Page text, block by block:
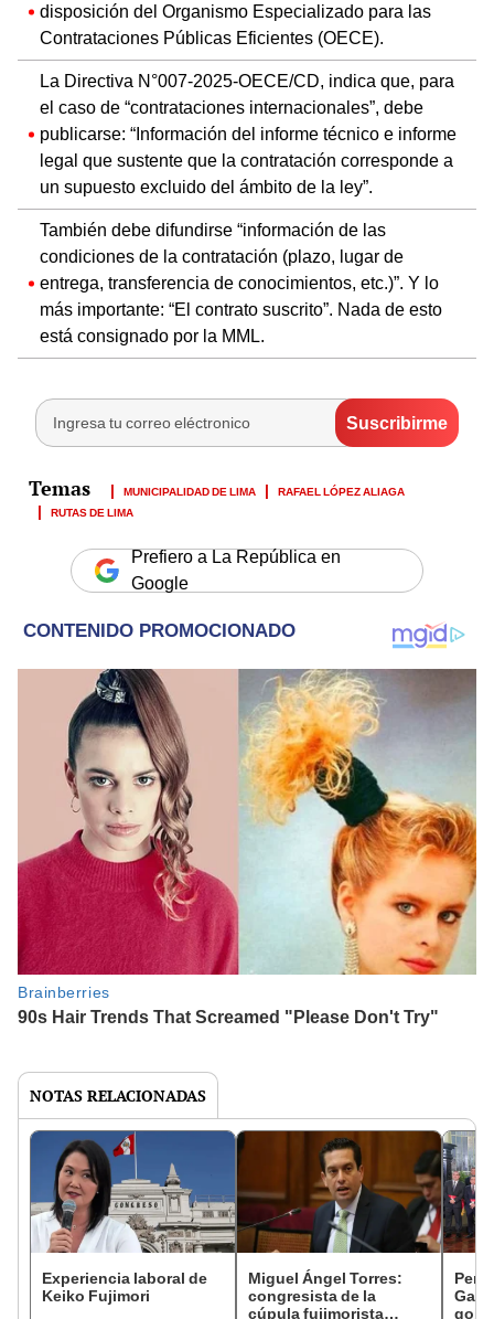
disposición del Organismo Especializado para las
Contrataciones Públicas Eficientes (OECE).
La Directiva N°007-2025-OECE/CD, indica que, para
el caso de “contrataciones internacionales”, debe
publicarse: “Información del informe técnico e informe
legal que sustente que la contratación corresponde a
un supuesto excluido del ámbito de la ley”.
También debe difundirse “información de las
condiciones de la contratación (plazo, lugar de
entrega, transferencia de conocimientos, etc.)”. Y lo
más importante: “El contrato suscrito”. Nada de esto
está consignado por la MML.
MUNICIPALIDAD DE LIMA
RAFAEL LÓPEZ ALIAGA
RUTAS DE LIMA
Prefiero a La República en
Google
NOTAS RELACIONADAS
Experiencia laboral de
Keiko Fujimori
Miguel Ángel Torres:
congresista de la
cúpula fujimorista